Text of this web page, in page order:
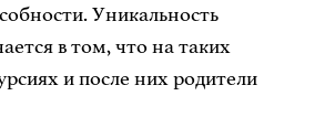
Уникальность
в том, что на таких
и после них родители